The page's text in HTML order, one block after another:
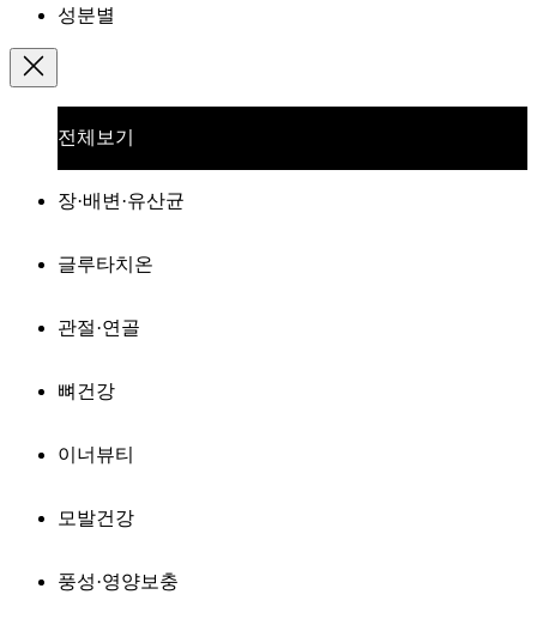
성분별
전체보기
장·배변·유산균
글루타치온
관절·연골
뼈건강
이너뷰티
모발건강
풍성·영양보충